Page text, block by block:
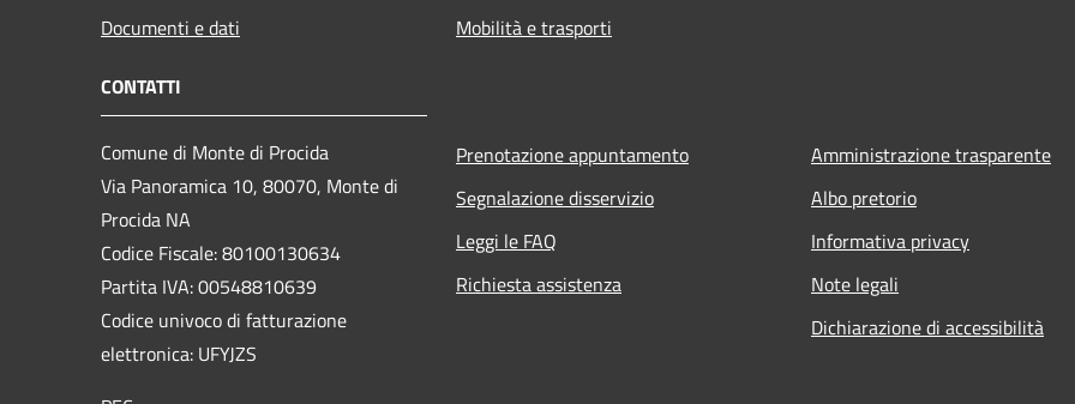
Documenti e dati
Mobilità e trasporti
CONTATTI
Comune di Monte di Procida
Via Panoramica 10, 80070, Monte di
Procida NA
Codice Fiscale: 80100130634
Partita IVA: 00548810639
Codice univoco di fatturazione
elettronica: UFYJZS
Prenotazione appuntamento
Segnalazione disservizio
Leggi le FAQ
Richiesta assistenza
Amministrazione trasparente
Albo pretorio
Informativa privacy
Note legali
Dichiarazione di accessibilità